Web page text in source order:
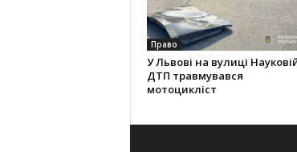
Право
У Львові на вулиці
ДТП травмувався
мотоцикліст